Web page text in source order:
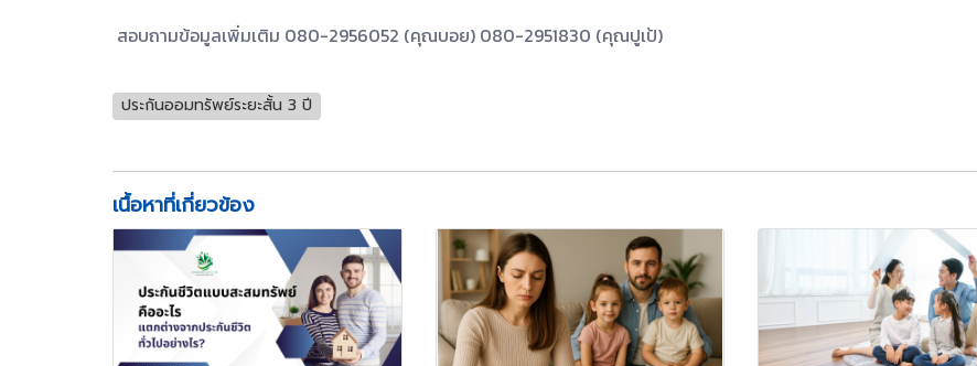
สอบถามข้อมูลเพิ่มเติม 080-2956052 (คุณบอย) 080-2951830 (คุณปูเป้)
ประกันออมทรัพย์ระยะสั้น 3 ปี
เนื้อหาที่เกี่ยวข้อง